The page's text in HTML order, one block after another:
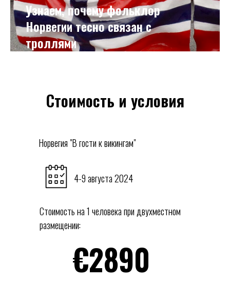
Узнаем, почему фольклор
Норвегии тесно связан с
троллями
Стоимость и условия
€2890
Норвегия "В гости к викингам"
Стоимость на 1 человека при двухместном
размещении:
4-9 августа 2024